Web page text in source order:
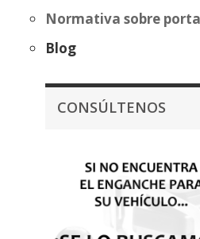
Normativa sobre
Blog
CONSÚLTENOS